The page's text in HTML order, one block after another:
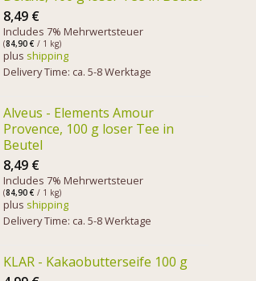
8,49 €
Includes 7% Mehrwertsteuer
(84,90 € / 1 kg)
plus shipping
Delivery Time: ca. 5-8 Werktage
Alveus - Elements Amour
Provence, 100 g loser Tee in
Beutel
8,49 €
Includes 7% Mehrwertsteuer
(84,90 € / 1 kg)
plus shipping
Delivery Time: ca. 5-8 Werktage
KLAR - Kakaobutterseife 100 g